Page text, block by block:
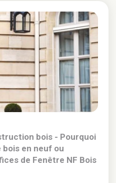
bois - Pourquoi
en neuf ou
de Fenêtre NF Bois